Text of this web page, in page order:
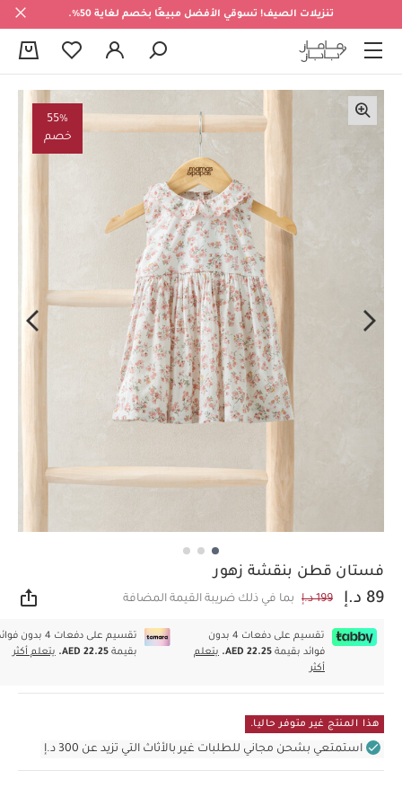
تنزيلات الصيف! تسوقي الأفضل مبيعًا بخصم لغاية 50%.
55%
خصم
فستان قطن بنقشة زهور
89 د.إ 199 د.إ بما في ذلك ضريبة القيمة المضافة
تقسيم على دفعات 4 بدون
فوائد بقيمة AED 22.25.
يتعلم
أكثر
تقسيم على دفعات 4 بدون
بقيمةAED 22.25. يتعلم أكثر
هذا المنتج غير متوفر حاليا.
استمتعي بشحن مجاني للطلبات غير بالأثاث التي تزيد عن 300 د.إ